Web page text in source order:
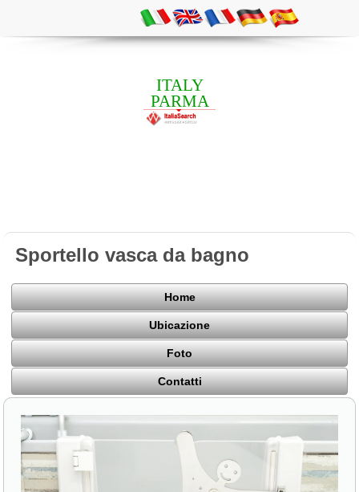
ITALY
PARMA
Sportello vasca da bagno
Home
Ubicazione
Foto
Contatti